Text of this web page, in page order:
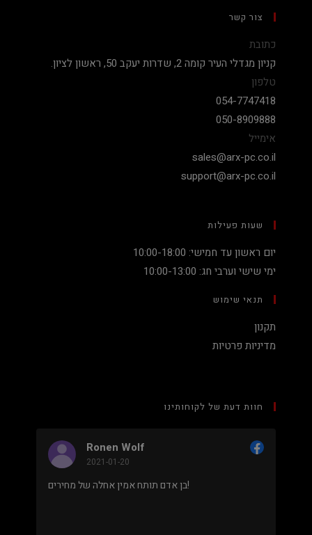
צור קשר
כתובת
קניון מגדלי העיר קומה 2, שדרות יעקב 50, ראשון לציון.
טלפון
054-7747418
050-8909888
אימייל
sales@arx-pc.co.il
support@arx-pc.co.il
שעות פעילות
יום ראשון עד חמישי: 10:00-18:00
ימי שישי וערבי חג: 10:00-13:00
תנאי שימוש
תקנון
מדיניות פרטיות
חוות דעת של לקוחותינו
Ronen Wolf
2021-01-20
בן אדם תותח אמין אחלה של מחירים!